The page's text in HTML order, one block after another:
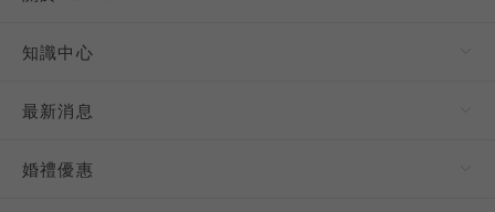
知識中心
最新消息
婚禮優惠